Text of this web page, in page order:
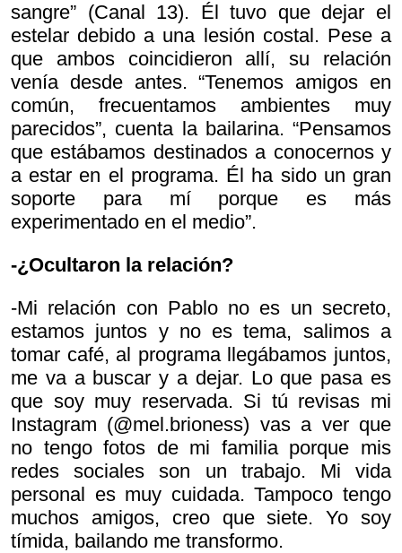
sangre” (Canal 13). Él tuvo que dejar el
estelar debido a una lesión costal. Pese a
que ambos coincidieron allí, su relación
venía desde antes. “Tenemos amigos en
común, frecuentamos ambientes muy
parecidos”, cuenta la bailarina. “Pensamos
que estábamos destinados a conocernos y
a estar en el programa. Él ha sido un gran
soporte para mí porque es más
experimentado en el medio”.
-¿Ocultaron la relación?
-Mi relación con Pablo no es un secreto,
estamos juntos y no es tema, salimos a
tomar café, al programa llegábamos juntos,
me va a buscar y a dejar. Lo que pasa es
que soy muy reservada. Si tú revisas mi
Instagram (@mel.brioness) vas a ver que
no tengo fotos de mi familia porque mis
redes sociales son un trabajo. Mi vida
personal es muy cuidada. Tampoco tengo
muchos amigos, creo que siete. Yo soy
tímida, bailando me transformo.